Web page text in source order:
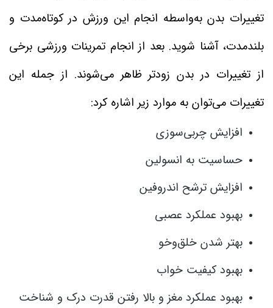
تغییرات بدن به‌واسطه انجام این ورزش در کوتاه‌مدت و
بلند‌مدت، آشنا شوید. بعد از انجام تمرینات ورزشی برخی
از تغییرات در بدن زودتر ظاهر می‌شوند. از جمله این
تغییرات می‌توان به موارد زیر اشاره کرد:
افزایش چربی‌سوزی
حساسیت به انسولین
افزایش ترشح اندروفین
بهبود عملکرد عصبی
بهتر شدن خلق‌وخو
بهبود کیفیت خواب
بهبود عملکرد مغز و بالا رفتن قدرت درک و شناخت